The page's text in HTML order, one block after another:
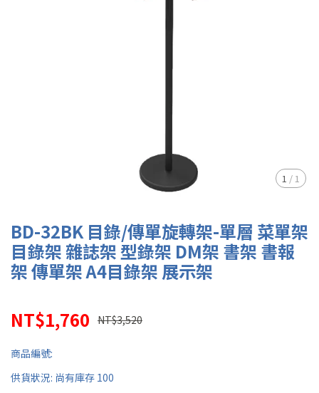
1 / 1
BD-32BK 目錄/傳單旋轉架-單層 菜單架
目錄架 雜誌架 型錄架 DM架 書架 書報
架 傳單架 A4目錄架 展示架
NT$1,760 NT$3,520
商品編號:
供貨狀況: 尚有庫存 100